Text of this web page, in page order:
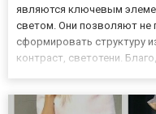
являются ключевым
светом. Они позволяют не
сформировать структуру
контраст, светотени.
Преимущества студийн...